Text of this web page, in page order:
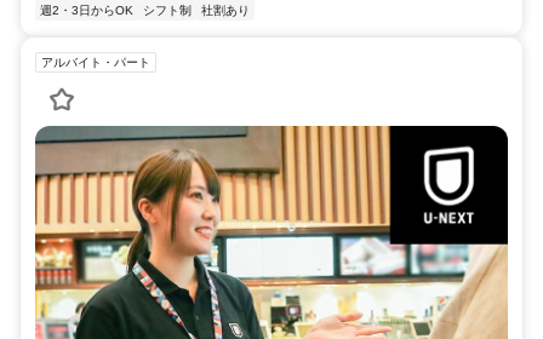
週2・3日からOK
シフト制 社割あり
アルバイト・パート